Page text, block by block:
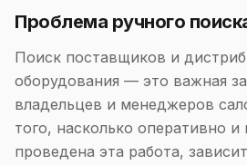
Проблема ручного
Поиск поставщиков и
оборудования — это важная
владельцев и менеджеров
того, насколько оперативно и
проведена эта работа,